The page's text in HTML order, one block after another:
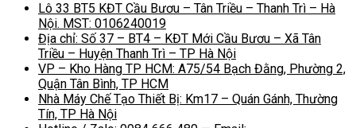
Lô 33 BT5 KĐT Cầu Bươu – Tân Triều – Thanh Trì – Hà
Nội. MST: 0106240019
Địa chỉ: Số 37 – BT4 – KĐT Mới Cầu Bươu – Xã Tân
Triều – Huyện Thanh Trì – TP Hà Nội
VP – Kho Hàng TP HCM: A75/54 Bạch Đằng, Phường 2,
Quận Tân Bình, TP HCM
Nhà Máy Chế Tạo Thiết Bị: Km17 – Quán Gánh, Thường
Tín, TP Hà Nội